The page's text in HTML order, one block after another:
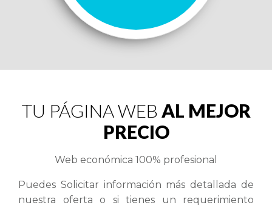
TU PÁGINA WEB AL MEJOR
PRECIO
Web económica 100% profesional
Puedes Solicitar información más detallada de
nuestra oferta o si tienes un requerimiento